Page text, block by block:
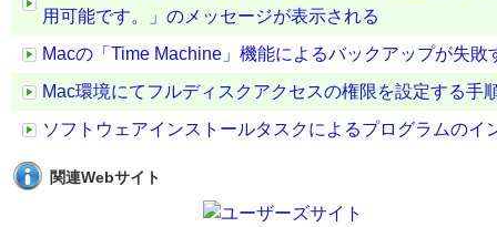
用可能です。」のメッセージが表示される
Macの「Time Machine」機能によるバックアップが失敗
Mac環境にてフルディスクアクセスの権限を設定する手
ソフトウェアインストールタスクによるプログラムの
関連Webサイト